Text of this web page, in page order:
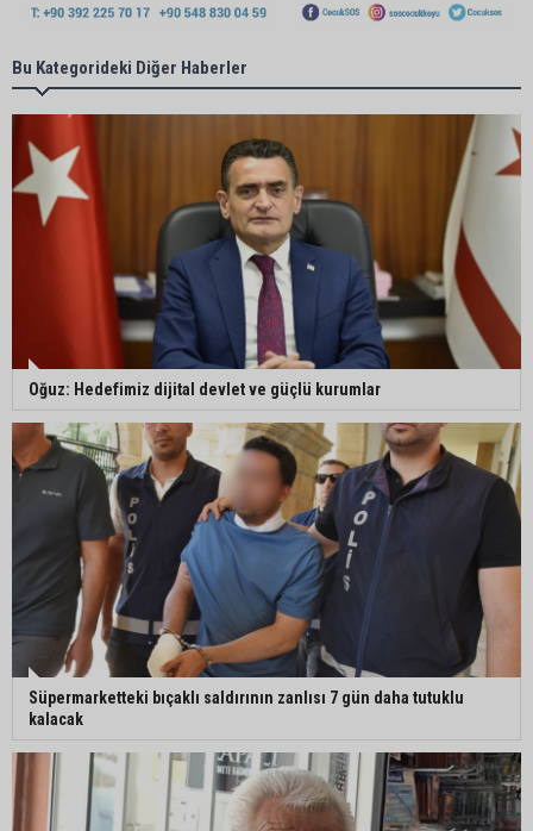
Bu Kategorideki Diğer Haberler
Oğuz: Hedefimiz dijital devlet ve güçlü kurumlar
Süpermarketteki bıçaklı saldırının zanlısı 7 gün daha tutuklu
kalacak